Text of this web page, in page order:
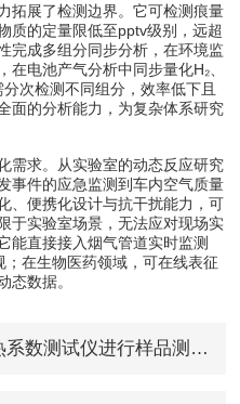
展了检测边界。它可检测痕量
质的定量限低至pptv级别，远超
完成多组分同步分析，在环境监
电池产气分析中同步量化H₂、
次检测不同组分，效率低下且
面的分析能力，为复杂体系研究
求。从实验室的动态反应研究
事件的应急监测到车内空气质量
、便携化设计与抗干扰能力，可
于实验室场景，无法应对现场实
能直接接入烟气管道实时监测
；在生物医药领域，可在线表征
态数据。
测试仪进行样品测量？